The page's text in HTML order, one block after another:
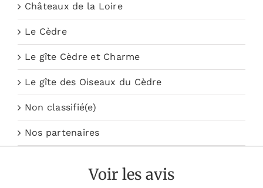
Châteaux de la Loire
Le Cèdre
Le gîte Cèdre et Charme
Le gîte des Oiseaux du Cèdre
Non classifié(e)
Nos partenaires
Voir les avis